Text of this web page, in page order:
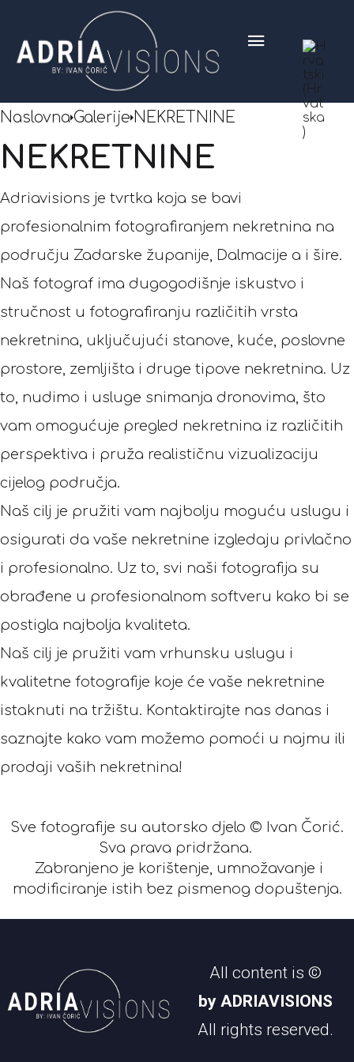
Naslovna Galerije NEKRETNINE
NEKRETNINE
Adriavisions je tvrtka koja se bavi
profesionalnim fotografiranjem nekretnina na
području Zadarske županije, Dalmacije a i šire.
Naš fotograf ima dugogodišnje iskustvo i
stručnost u fotografiranju različitih vrsta
nekretnina, uključujući stanove, kuće, poslovne
prostore, zemljišta i druge tipove nekretnina. Uz
to, nudimo i usluge snimanja dronovima, što
vam omogućuje pregled nekretnina iz različitih
perspektiva i pruža realističnu vizualizaciju
cijelog područja.
Naš cilj je pružiti vam najbolju moguću uslugu i
osigurati da vaše nekretnine izgledaju privlačno
i profesionalno. Uz to, svi naši fotografija su
obrađene u profesionalnom softveru kako bi se
postigla najbolja kvaliteta.
Naš cilj je pružiti vam vrhunsku uslugu i
kvalitetne fotografije koje će vaše nekretnine
istaknuti na tržištu. Kontaktirajte nas danas i
saznajte kako vam možemo pomoći u najmu ili
prodaji vaših nekretnina!
Sve fotografije su autorsko djelo © Ivan Čorić.
Sva prava pridržana.
Zabranjeno je korištenje, umnožavanje i
modificiranje istih bez pismenog dopuštenja.
All content is ©
by ADRIAVISIONS
All rights reserved.